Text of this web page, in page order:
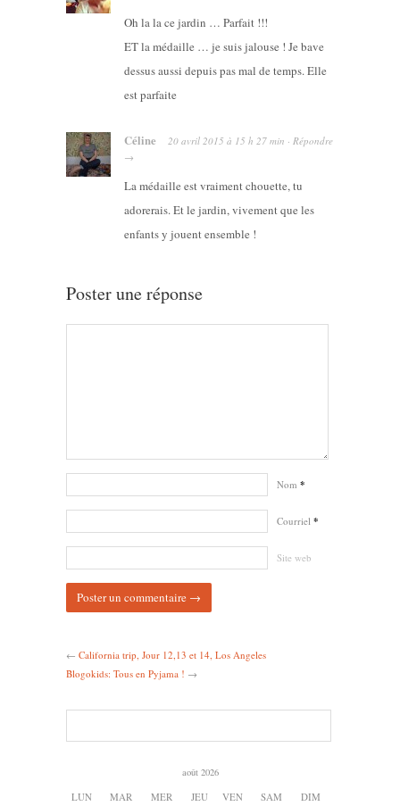
Oh la la ce jardin … Parfait !!!
ET la médaille … je suis jalouse ! Je bave
dessus aussi depuis pas mal de temps. Elle
est parfaite
Céline 20 avril 2015 à 15 h 27 min · Répondre
→
La médaille est vraiment chouette, tu
adorerais. Et le jardin, vivement que les
enfants y jouent ensemble !
Poster une réponse
Nom *
Courriel *
Site web
← California trip, Jour 12,13 et 14, Los Angeles
Blogokids: Tous en Pyjama ! →
août 2026
LUN MAR MER JEU VEN SAM DIM